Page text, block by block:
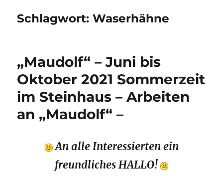
Schlagwort:Waserhähne
„Maudolf“ – Juni bis
Oktober 2021 Sommerzeit
im Steinhaus – Arbeiten
an „Maudolf“ –
An alle Interessierten ein
freundliches HALLO!